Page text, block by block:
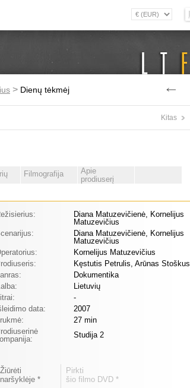
> Dienų tėkmėj
Kitas
Filmografija
Apie
prodiuserį
Diana Matuzevičienė, Kornelijus
Matuzevičius
Diana Matuzevičienė, Kornelijus
Matuzevičius
Kornelijus Matuzevičius
Kęstutis Petrulis, Arūnas Stoškus
Dokumentika
Lietuvių
-
data:
2007
27 min
Studija 2
Žiūrėti
naršyklėje *
Pirkti
šio filmo DVD *